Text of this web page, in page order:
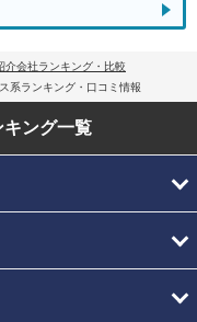
介会社ランキング・比較
系ランキング・口コミ情報
キング一覧